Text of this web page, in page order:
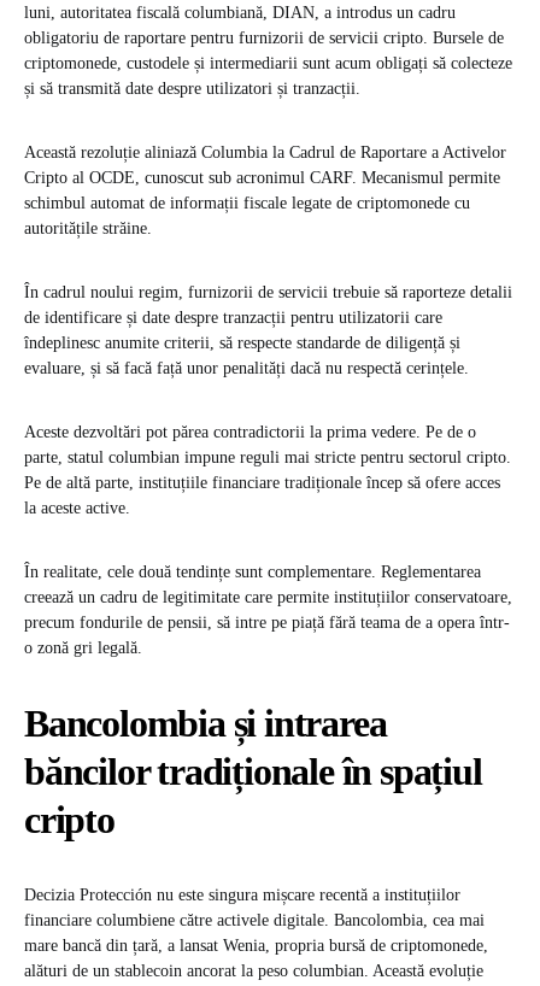
luni, autoritatea fiscală columbiană, DIAN, a introdus un cadru
obligatoriu de raportare pentru furnizorii de servicii cripto. Bursele de
criptomonede, custodele și intermediarii sunt acum obligați să colecteze
și să transmită date despre utilizatori și tranzacții.
Această rezoluție aliniază Columbia la Cadrul de Raportare a Activelor
Cripto al OCDE, cunoscut sub acronimul CARF. Mecanismul permite
schimbul automat de informații fiscale legate de criptomonede cu
autoritățile străine.
În cadrul noului regim, furnizorii de servicii trebuie să raporteze detalii
de identificare și date despre tranzacții pentru utilizatorii care
îndeplinesc anumite criterii, să respecte standarde de diligență și
evaluare, și să facă față unor penalități dacă nu respectă cerințele.
Aceste dezvoltări pot părea contradictorii la prima vedere. Pe de o
parte, statul columbian impune reguli mai stricte pentru sectorul cripto.
Pe de altă parte, instituțiile financiare tradiționale încep să ofere acces
la aceste active.
În realitate, cele două tendințe sunt complementare. Reglementarea
creează un cadru de legitimitate care permite instituțiilor conservatoare,
precum fondurile de pensii, să intre pe piață fără teama de a opera într-
o zonă gri legală.
Bancolombia și intrarea
băncilor tradiționale în spațiul
cripto
Decizia Protección nu este singura mișcare recentă a instituțiilor
financiare columbiene către activele digitale. Bancolombia, cea mai
mare bancă din țară, a lansat Wenia, propria bursă de criptomonede,
alături de un stablecoin ancorat la peso columbian. Această evoluție